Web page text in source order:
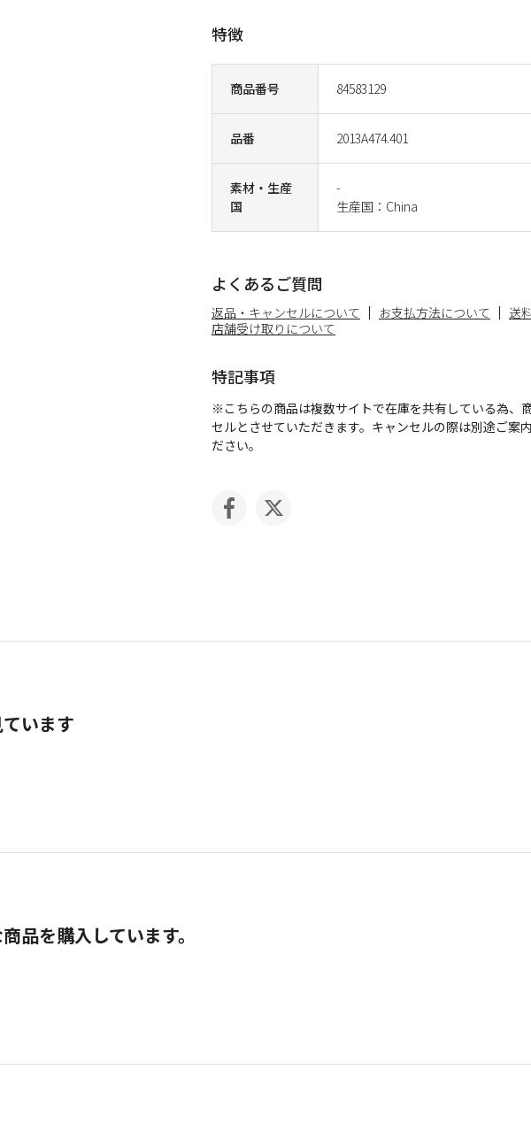
商品番号 84583129
品番 2013A474.401
素材・生産
国
-
生産国：China
特徴
よくあるご質問
返品・キャンセルについて お支払方法について
送
店舗受け取りについて
特記事項
※こちらの商品は複数サイトで在庫を共有している為、
セルとさせていただきます。キャンセルの際は別途ご案
ださい。
います
品を購入しています。